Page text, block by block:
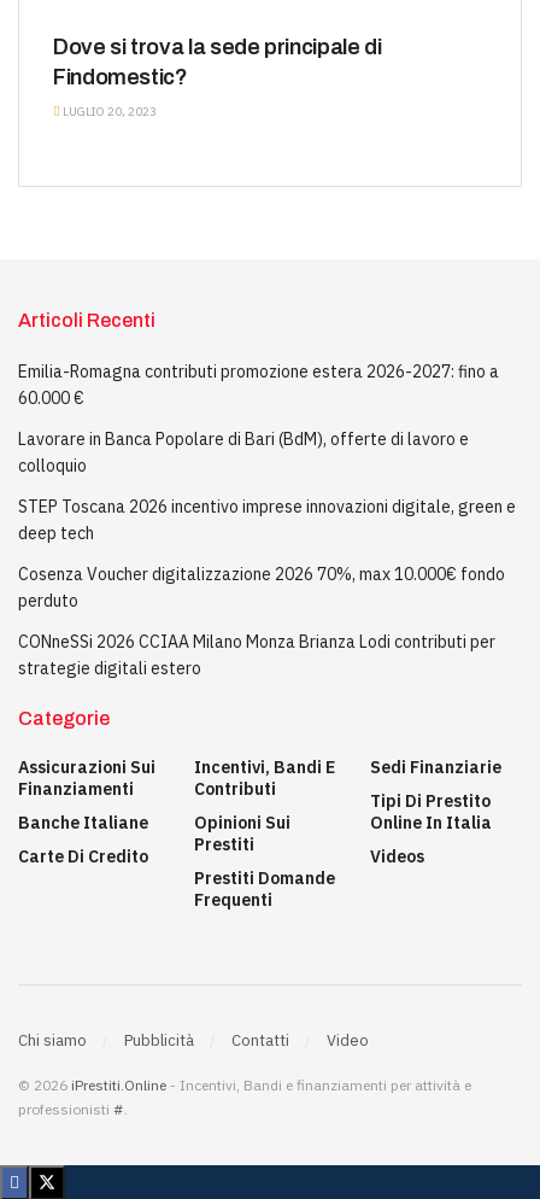
Dove si trova la sede principale di
Findomestic?
LUGLIO 20, 2023
Articoli Recenti
Emilia-Romagna contributi promozione estera 2026-2027: fino a
60.000 €
Lavorare in Banca Popolare di Bari (BdM), offerte di lavoro e
colloquio
STEP Toscana 2026 incentivo imprese innovazioni digitale, green e
deep tech
Cosenza Voucher digitalizzazione 2026 70%, max 10.000€ fondo
perduto
CONneSSi 2026 CCIAA Milano Monza Brianza Lodi contributi per
strategie digitali estero
Categorie
Assicurazioni Sui
Finanziamenti
Banche Italiane
Carte Di Credito
Incentivi, Bandi E
Contributi
Opinioni Sui
Prestiti
Prestiti Domande
Frequenti
Sedi Finanziarie
Tipi Di Prestito
Online In Italia
Videos
Chi siamo Pubblicità Contatti Video
© 2026 iPrestiti.Online - Incentivi, Bandi e finanziamenti per attività e
professionisti #